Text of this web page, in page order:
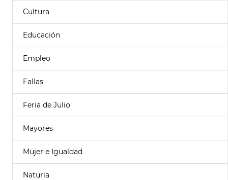
Cultura
Educación
Empleo
Fallas
Feria de Julio
Mayores
Mujer e Igualdad
Naturia